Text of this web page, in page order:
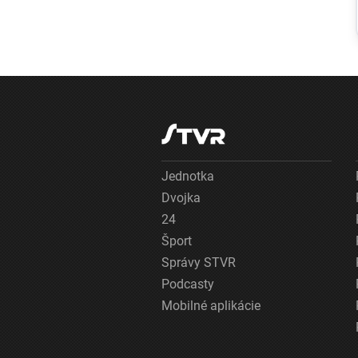
Jednotka
Dvojka
24
Šport
Správy STVR
Podcasty
Mobilné aplikácie